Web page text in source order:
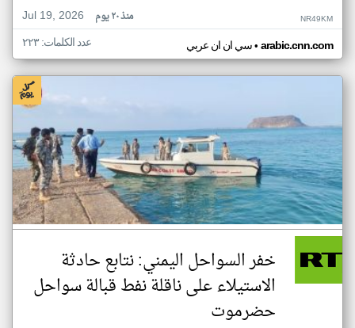
Jul 19, 2026
منذ ٢٠ يوم NR49KM
سي ان ان عربي• arabic.cnn.com عدد الكلمات: ٢٢٣
خفر السواحل اليمني: نتابع حادثة
الاستيلاء على ناقلة نفط قبالة سواحل
حضرموت